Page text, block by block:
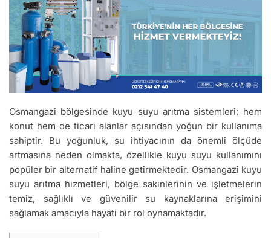
Osmangazi bölgesinde kuyu suyu arıtma sistemleri; hem
konut hem de ticari alanlar açısından yoğun bir kullanıma
sahiptir. Bu yoğunluk, su ihtiyacının da önemli ölçüde
artmasına neden olmakta, özellikle kuyu suyu kullanımını
popüler bir alternatif haline getirmektedir. Osmangazi kuyu
suyu arıtma hizmetleri, bölge sakinlerinin ve işletmelerin
temiz, sağlıklı ve güvenilir su kaynaklarına erişimini
sağlamak amacıyla hayati bir rol oynamaktadır.